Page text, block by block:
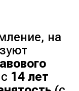
на
14 лет